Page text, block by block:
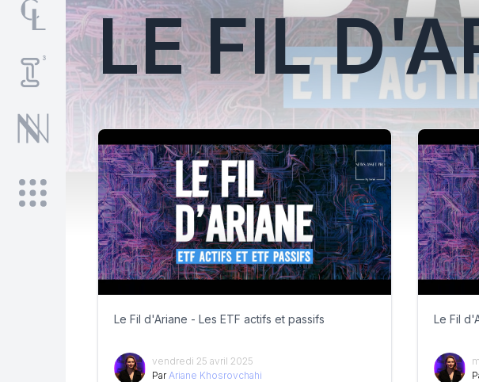
LE FIL
Le Fil d'Ariane - Les ETF actifs et passifs
vendredi 25 avril 2025
Par Ariane Khosrovchahi
Le Fil